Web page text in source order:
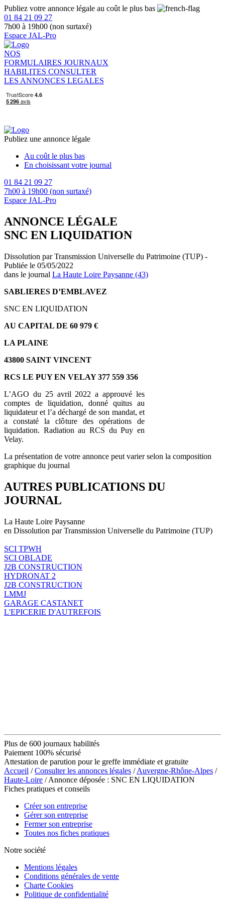
Publiez votre annonce légale au coût le plus bas
01 84 21 09 27
7h00 à 19h00 (non surtaxé)
Espace JAL-Pro
NOS
FORMULAIRES JOURNAUX
HABILITES CONSULTER
LES ANNONCES LEGALES
Publiez une annonce légale
Au coût le plus bas
En choisissant votre journal
01 84 21 09 27
7h00 à 19h00 (non surtaxé)
Espace JAL-Pro
ANNONCE LÉGALE
SNC EN LIQUIDATION
Dissolution par Transmission Universelle du Patrimoine (TUP) -
Publiée le 05/05/2022
dans le journal La Haute Loire Paysanne (43)
SABLIERES D’EMBLAVEZ
SNC EN LIQUIDATION
AU CAPITAL DE 60 979 €
LA PLAINE
43800 SAINT VINCENT
RCS LE PUY EN VELAY 377 559 356
L’AGO du 25 avril 2022 a approuvé les
comptes de liquidation, donné quitus au
liquidateur et l’a déchargé de son mandat, et
a constaté la clôture des opérations de
liquidation. Radiation au RCS du Puy en
Velay.
La présentation de votre annonce peut varier selon la composition
graphique du journal
AUTRES PUBLICATIONS DU
JOURNAL
La Haute Loire Paysanne
en Dissolution par Transmission Universelle du Patrimoine (TUP)
SCI TPWH
SCI OBLADE
J2B CONSTRUCTION
HYDRONAT 2
J2B CONSTRUCTION
LMMJ
GARAGE CASTANET
L'EPICERIE D'AUTREFOIS
Plus de 600 journaux habilités
Paiement 100% sécurisé
Attestation de parution pour le greffe immédiate et gratuite
Accueil /Consulter les annonces légales /Auvergne-Rhône-Alpes /
Haute-Loire / Annonce déposée : SNC EN LIQUIDATION
Fiches pratiques et conseils
Créer son entreprise
Gérer son entreprise
Fermer son entreprise
Toutes nos fiches pratiques
Notre société
Mentions légales
Conditions générales de vente
Charte Cookies
Politique de confidentialité